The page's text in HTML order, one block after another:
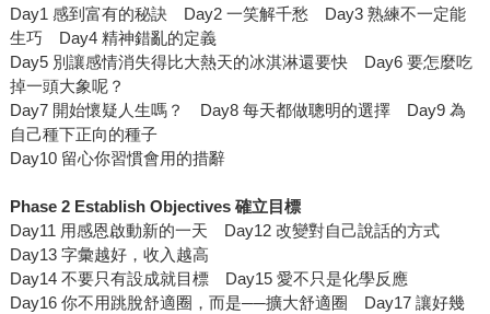
Day1 感到富有的秘訣 Day2 一笑解千愁 Day3 熟練不一定能
生巧 Day4 精神錯亂的定義
Day5 別讓感情消失得比大熱天的冰淇淋還要快 Day6 要怎麼吃
掉一頭大象呢？
Day7 開始懷疑人生嗎？ Day8 每天都做聰明的選擇 Day9 為
自己種下正向的種子
Day10 留心你習慣會用的措辭
Phase 2 Establish Objectives 確立目標
Day11 用感恩啟動新的一天 Day12 改變對自己說話的方式
Day13 字彙越好，收入越高
Day14 不要只有設成就目標 Day15 愛不只是化學反應
Day16 你不用跳脫舒適圈，而是──擴大舒適圈 Day17 讓好幾